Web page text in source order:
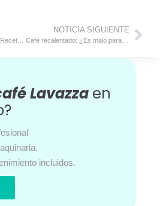
NOTICIA SIGUIENTE
Café recalentado: ¿Es malo para la salud?
Lavazza en
incluidos.